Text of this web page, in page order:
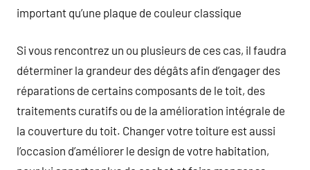
important qu’une plaque de couleur classique
Si vous rencontrez un ou plusieurs de ces cas, il faudra
déterminer la grandeur des dégâts afin d’engager des
réparations de certains composants de le toit, des
traitements curatifs ou de la amélioration intégrale de
la couverture du toit. Changer votre toiture est aussi
l’occasion d’améliorer le design de votre habitation,